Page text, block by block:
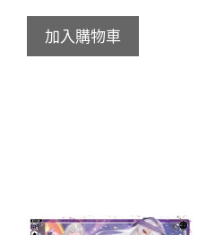
加入購物車